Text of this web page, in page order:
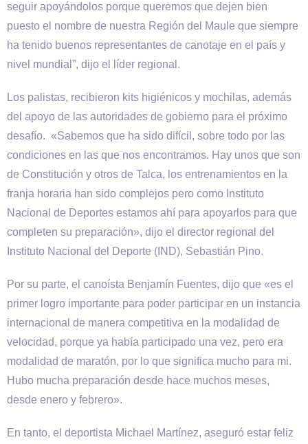
seguir apoyándolos porque queremos que dejen bien
puesto el nombre de nuestra Región del Maule que siempre
ha tenido buenos representantes de canotaje en el país y
nivel mundial”, dijo el líder regional.
Los palistas, recibieron kits higiénicos y mochilas, además
del apoyo de las autoridades de gobierno para el próximo
desafío. «Sabemos que ha sido difícil, sobre todo por las
condiciones en las que nos encontramos. Hay unos que son
de Constitución y otros de Talca, los entrenamientos en la
franja horaria han sido complejos pero como Instituto
Nacional de Deportes estamos ahí para apoyarlos para que
completen su preparación», dijo el director regional del
Instituto Nacional del Deporte (IND), Sebastián Pino.
Por su parte, el canoísta Benjamín Fuentes, dijo que «es el
primer logro importante para poder participar en un instancia
internacional de manera competitiva en la modalidad de
velocidad, porque ya había participado una vez, pero era
modalidad de maratón, por lo que significa mucho para mi.
Hubo mucha preparación desde hace muchos meses,
desde enero y febrero».
En tanto, el deportista Michael Martínez, aseguró estar feliz